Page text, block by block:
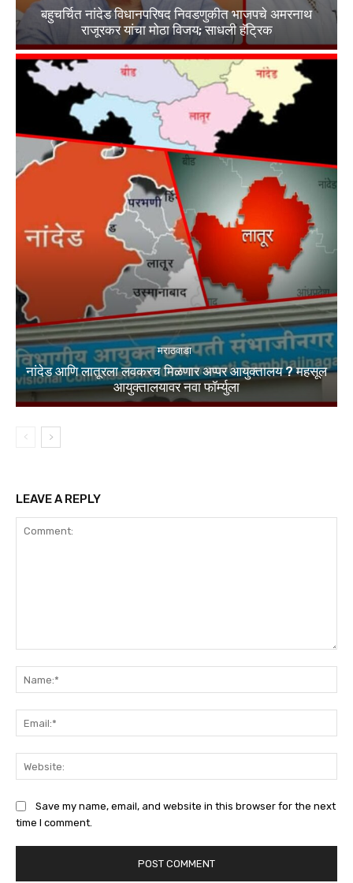
बहुचर्चित नांदेड विधानपरिषद निवडणुकीत भाजपचे अमरनाथ
राजूरकर यांचा मोठा विजय; साधली हॅट्रिक
मराठवाडा
नांदेड आणि लातूरला लवकरच मिळणार अप्पर आयुक्तालय ? महसूल
आयुक्तालयावर नवा फॉर्म्युला
LEAVE A REPLY
Save my name, email, and website in this browser for the next
time I comment.